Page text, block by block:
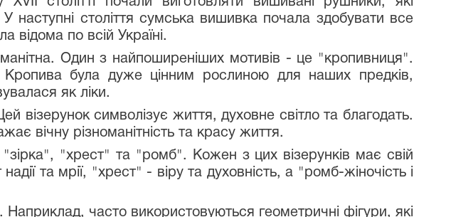
наступні століття сумська вишивка почала здобувати все
відома по всій Україні.
Один з найпоширеніших мотивів - це "кропивниця".
Кропива була дуже цінним рослиною для наших предків,
як ліки.
символізує життя, духовне світло та благодать.
вічну різноманітність та красу життя.
"хрест" та "ромб". Кожен з цих візерунків має свій
та мрії, "хрест" - віру та духовність, а "ромб-жіночість і
часто використовуються геометричні фігури, які